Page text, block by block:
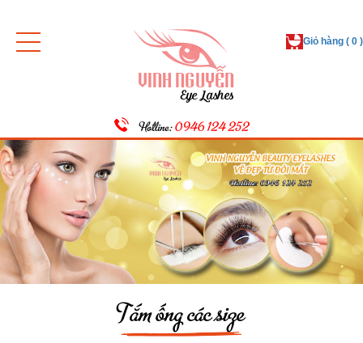
Hotline:0946 124 252
Giỏ hàng ( 0 )
Tắm ống các size